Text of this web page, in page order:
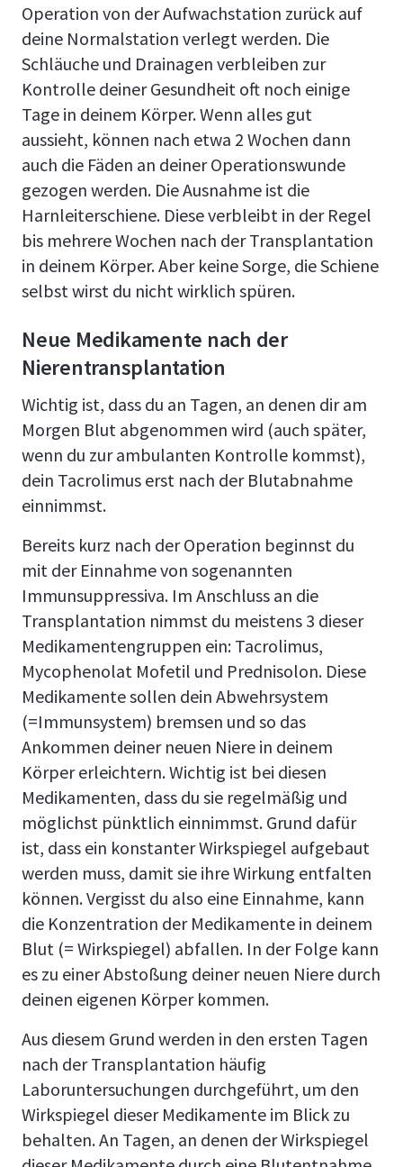
Operation von der Aufwachstation zurück auf
deine Normalstation verlegt werden. Die
Schläuche und Drainagen verbleiben zur
Kontrolle deiner Gesundheit oft noch einige
Tage in deinem Körper. Wenn alles gut
aussieht, können nach etwa 2 Wochen dann
auch die Fäden an deiner Operationswunde
gezogen werden. Die Ausnahme ist die
Harnleiterschiene. Diese verbleibt in der Regel
bis mehrere Wochen nach der Transplantation
in deinem Körper. Aber keine Sorge, die Schiene
selbst wirst du nicht wirklich spüren.
Neue Medikamente nach der
Nierentransplantation
Wichtig ist, dass du an Tagen, an denen dir am
Morgen Blut abgenommen wird (auch später,
wenn du zur ambulanten Kontrolle kommst),
dein Tacrolimus erst nach der Blutabnahme
einnimmst.
Bereits kurz nach der Operation beginnst du
mit der Einnahme von sogenannten
Immunsuppressiva. Im Anschluss an die
Transplantation nimmst du meistens 3 dieser
Medikamentengruppen ein: Tacrolimus,
Mycophenolat Mofetil und Prednisolon. Diese
Medikamente sollen dein Abwehrsystem
(=Immunsystem) bremsen und so das
Ankommen deiner neuen Niere in deinem
Körper erleichtern. Wichtig ist bei diesen
Medikamenten, dass du sie regelmäßig und
möglichst pünktlich einnimmst. Grund dafür
ist, dass ein konstanter Wirkspiegel aufgebaut
werden muss, damit sie ihre Wirkung entfalten
können. Vergisst du also eine Einnahme, kann
die Konzentration der Medikamente in deinem
Blut (= Wirkspiegel) abfallen. In der Folge kann
es zu einer Abstoßung deiner neuen Niere durch
deinen eigenen Körper kommen.
Aus diesem Grund werden in den ersten Tagen
nach der Transplantation häufig
Laboruntersuchungen durchgeführt, um den
Wirkspiegel dieser Medikamente im Blick zu
behalten. An Tagen, an denen der Wirkspiegel